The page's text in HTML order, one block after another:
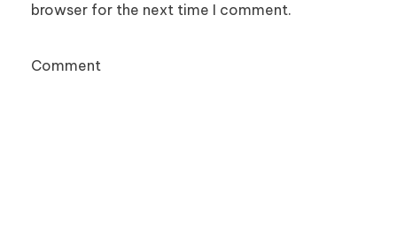
browser for the next time I comment.
Comment